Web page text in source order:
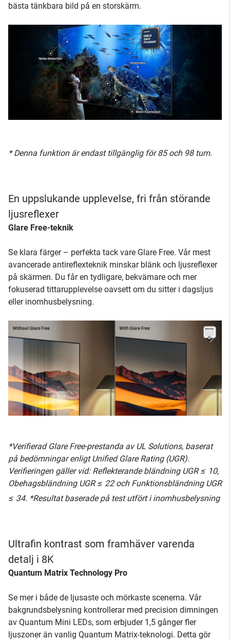
bästa tänkbara bild på en storskärm.
* Denna funktion är endast tillgänglig för 85 och 98 tum.
En uppslukande upplevelse, fri från störande
ljusreflexer
Glare Free-teknik
Se klara färger – perfekta tack vare Glare Free. Vår mest
avancerade antireflexteknik minskar blänk och ljusreflexer
på skärmen. Du får en tydligare, bekvämare och mer
fokuserad tittarupplevelse oavsett om du sitter i dagsljus
eller inomhusbelysning.
*Verifierad Glare Free-prestanda av UL Solutions, baserat
på bedömningar enligt Unified Glare Rating (UGR).
Verifieringen gäller vid: Reflekterande bländning UGR ≤ 10,
Obehagsbländning UGR ≤ 22 och Funktionsbländning UGR
≤ 34. *Resultat baserade på test utfört i inomhusbelysning
Ultrafin kontrast som framhäver varenda
detalj i 8K
Quantum Matrix Technology Pro
Se mer i både de ljusaste och mörkaste scenerna. Vår
bakgrundsbelysning kontrollerar med precision dimningen
av Quantum Mini LEDs, som erbjuder 1,5 gånger fler
ljuszoner än vanlig Quantum Matrix-teknologi. Detta gör